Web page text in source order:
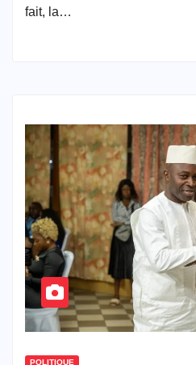
fait, la…
POLITIQUE